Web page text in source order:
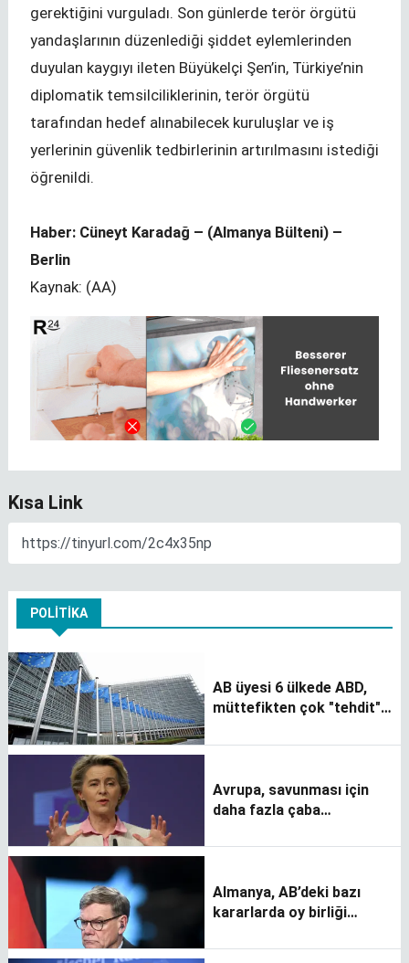
gerektiğini vurguladı. Son günlerde terör örgütü
yandaşlarının düzenlediği şiddet eylemlerinden
duyulan kaygıyı ileten Büyükelçi Şen’in, Türkiye’nin
diplomatik temsilciliklerinin, terör örgütü
tarafından hedef alınabilecek kuruluşlar ve iş
yerlerinin güvenlik tedbirlerinin artırılmasını istediği
öğrenildi.
Haber: Cüneyt Karadağ – (Almanya Bülteni) –
Berlin
Kaynak: (AA)
Kısa Link
POLITIKA
AB üyesi 6 ülkede ABD,
müttefikten çok "tehdit"
Avrupa, savunması için
daha fazla çaba
Almanya, AB’deki bazı
kararlarda oy birliği
istiyor